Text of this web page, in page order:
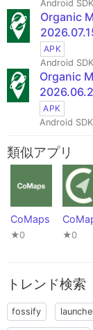
Android
Organic
APK
Android
Organic
APK
Android
類似アプリ
CoMaps
★0 ★0
トレンド検索
fossify